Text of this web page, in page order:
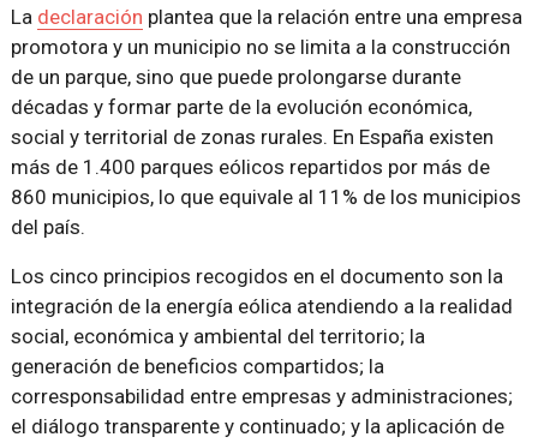
La declaración plantea que la relación entre una empresa
promotora y un municipio no se limita a la construcción
de un parque, sino que puede prolongarse durante
décadas y formar parte de la evolución económica,
social y territorial de zonas rurales. En España existen
más de 1.400 parques eólicos repartidos por más de
860 municipios, lo que equivale al 11% de los municipios
del país.
Los cinco principios recogidos en el documento son la
integración de la energía eólica atendiendo a la realidad
social, económica y ambiental del territorio; la
generación de beneficios compartidos; la
corresponsabilidad entre empresas y administraciones;
el diálogo transparente y continuado; y la aplicación de